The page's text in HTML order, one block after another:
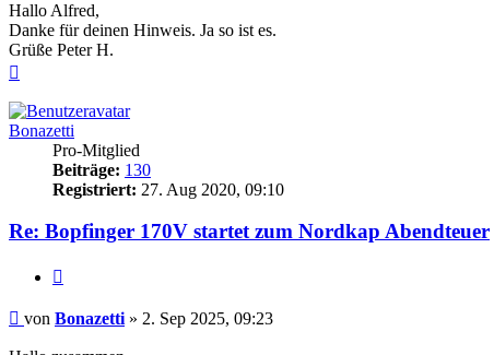
Hallo Alfred,
Danke für deinen Hinweis. Ja so ist es.
Grüße Peter H.
Bonazetti
Pro-Mitglied
Beiträge: 130
Registriert: 27. Aug 2020, 09:10
Re: Bopfinger 170V startet zum Nordkap Abendteuer
Beitrag
von Bonazetti » 2. Sep 2025, 09:23